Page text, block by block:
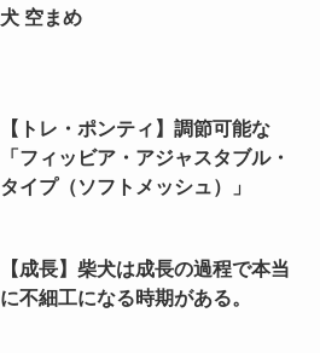
犬 空まめ
【トレ・ポンティ】調節可能な
「フィッビア・アジャスタブル・
タイプ（ソフトメッシュ）」
【成長】柴犬は成長の過程で本当
に不細工になる時期がある。